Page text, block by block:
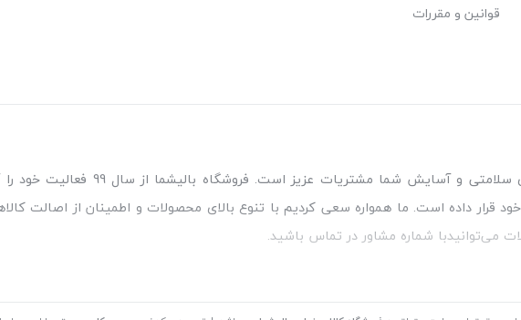
قوانین و مقررات
مطمئن‌ترین مرجع خرید کالای
قرار داده است. ما همواره سعی کردیم با تنوع بالای محصولات و اطمینان از اصالت
می‌توانیدبا شماره مشاور در تماس باشید.